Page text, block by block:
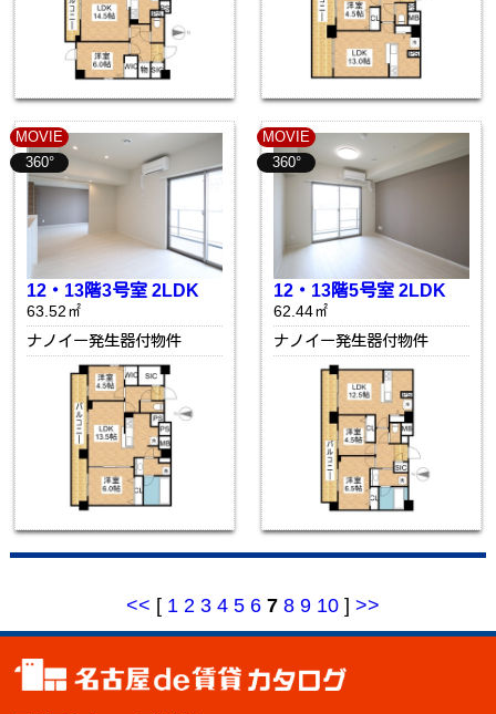
MOVIE
360°
12・13階3号室 2LDK
63.52㎡
ナノイー発生器付物件
MOVIE
360°
12・13階5号室 2LDK
62.44㎡
ナノイー発生器付物件
<< [ 1 2 3 4 5 6 7 8 9 10 ]>>